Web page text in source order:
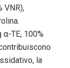
VNR),
α-TE, 100%
la